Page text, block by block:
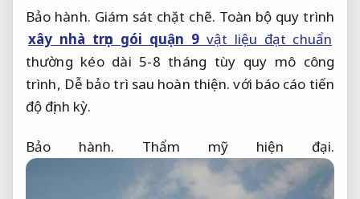
Bảo hành. Giám sát chặt chẽ. Toàn bộ quy trình
xây nhà trọn gói quận 9vật liệu đạt chuẩn
thường kéo dài 5-8 tháng tùy quy mô công
trình, Dễ bảo trì sau hoàn thiện. với báo cáo tiến
độ định kỳ.
Bảo hành. Thẩm mỹ hiện đại.